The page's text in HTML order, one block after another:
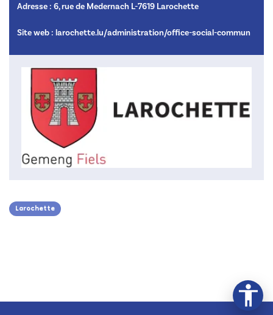
Adresse : 6, rue de Medernach L-7619 Larochette
Site web : larochette.lu/administration/office-social-commun
Larochette